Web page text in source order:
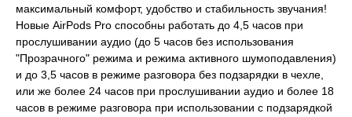
максимальный комфорт, удобство и стабильность звучания!
Новые AirPods Pro способны работать до 4,5 часов при
прослушивании аудио (до 5 часов без использования
"Прозрачного" режима и режима активного шумоподавления)
и до 3,5 часов в режиме разговора без подзарядки в чехле,
или же более 24 часов при прослушивании аудио и более 18
часов в режиме разговора при использовании с подзарядкой